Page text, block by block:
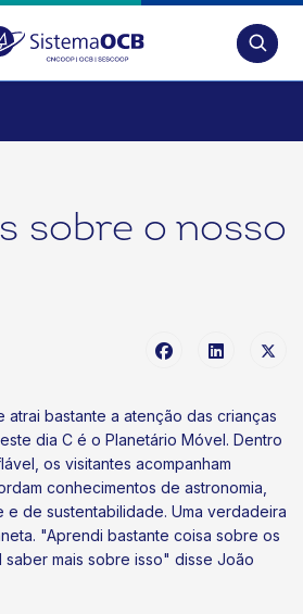
sobre o nosso
atrai bastante a atenção das crianças
dia C é o Planetário Móvel. Dentro
os visitantes acompanham
conhecimentos de astronomia,
e de sustentabilidade. Uma verdadeira
"Aprendi bastante coisa sobre os
saber mais sobre isso" disse João